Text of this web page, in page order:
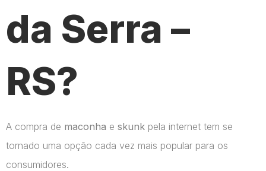
da Serra –
RS?
A compra de maconha e skunk pela internet tem se
tornado uma opção cada vez mais popular para os
consumidores.